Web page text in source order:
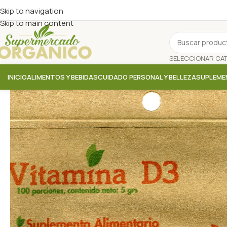
Skip to navigation
Skip to main content
INICIOALIMENTOS Y BEBIDASCUIDADO PERSONAL Y BELLEZA